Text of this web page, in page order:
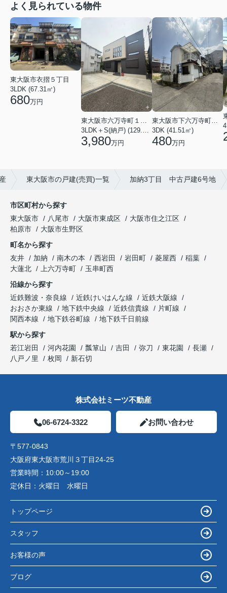
よく見られている物件
東大阪市衣摺５丁目
3LDK (67.31㎡)
680万円
東大阪市六万寺町１丁目
3LDK＋S(納戸) (129.17㎡)
3,980万円
東大阪市下六万寺町２丁目
3DK (41.51㎡)
480万円
東大阪市の戸建(売買)一覧 加納3丁目 中古戸建6号地
市区町村から探す
東大阪市
八尾市 大阪市東成区
大阪市住之江区
柏原市
大阪市生野区
町名から探す
友井
加納 南木の本 西岩田 岩田町 菱屋西
稲葉
大蓮北
上六万寺町
玉串町西
沿線から探す
近鉄難波・奈良線
近鉄けいはんな線
近鉄大阪線
おおさか東線
地下鉄中央線 近鉄信貴線
片町線
関西本線
地下鉄谷町線
地下鉄千日前線
駅から探す
若江岩田
河内花園 瓢箪山 吉田 弥刀 東花園
長瀬
八戸ノ里
枚岡 新石切
株式会社ミーツ不動産
06-6724-3322 お問い合わせ
〒577-0843
大阪府東大阪市荒川３丁目24-25
営業時間： 10:00～19:00
定休日： 火曜日 水曜日
トップページ
スタッフ
お客様の声
ブログ